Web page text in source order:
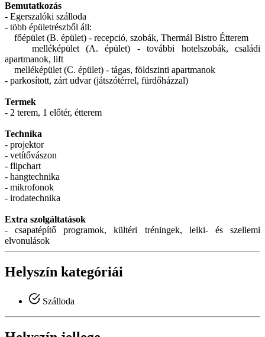
Bemutatkozás
- Egerszalóki szálloda
- több épületrészből áll:
főépület (B. épület) - recepció, szobák, Thermál Bistro Étterem
melléképület (A. épület) - további hotelszobák, családi
apartmanok, lift
melléképület (C. épület) - tágas, földszinti apartmanok
- parkosított, zárt udvar (játszótérrel, fürdőházzal)
Termek
- 2 terem, 1 előtér, étterem
Technika
- projektor
- vetítővászon
- flipchart
- hangtechnika
- mikrofonok
- irodatechnika
Extra szolgáltatások
- csapatépítő programok, kültéri tréningek, lelki- és szellemi
elvonulások
Helyszín kategóriái
Szálloda